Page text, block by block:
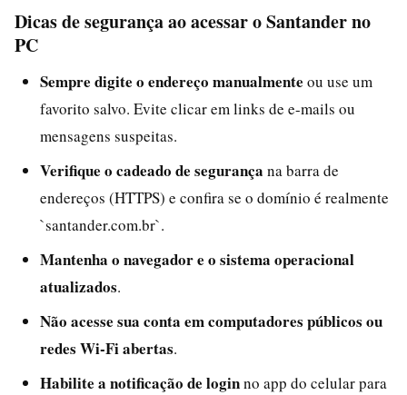
Dicas de segurança ao acessar o Santander no
PC
Sempre digite o endereço manualmente ou use um
favorito salvo. Evite clicar em links de e-mails ou
mensagens suspeitas.
Verifique o cadeado de segurança na barra de
endereços (HTTPS) e confira se o domínio é realmente
`santander.com.br`.
Mantenha o navegador e o sistema operacional
atualizados.
Não acesse sua conta em computadores públicos ou
redes Wi-Fi abertas.
Habilite a notificação de loginno app do celular para